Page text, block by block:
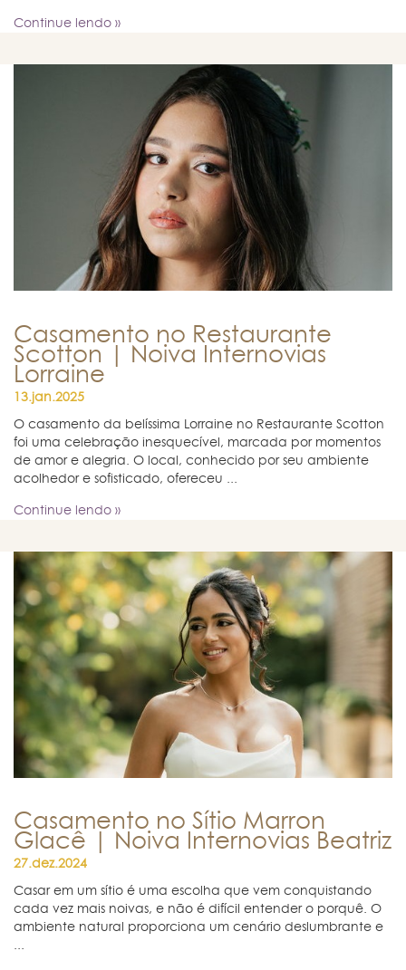
Continue lendo »
Casamento no Restaurante
Scotton | Noiva Internovias
Lorraine
13.jan.2025
O casamento da belíssima Lorraine no Restaurante Scotton
foi uma celebração inesquecível, marcada por momentos
de amor e alegria. O local, conhecido por seu ambiente
acolhedor e sofisticado, ofereceu ...
Continue lendo »
Casamento no Sítio Marron
Glacê | Noiva Internovias Beatriz
27.dez.2024
Casar em um sítio é uma escolha que vem conquistando
cada vez mais noivas, e não é difícil entender o porquê. O
ambiente natural proporciona um cenário deslumbrante e
...